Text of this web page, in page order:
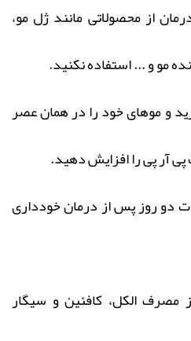
از درمان از محصولاتی مانند ژل مو،
مو و ... استفاده نکنید.
و موهای خود را در همان عصر
پی آر پی را افزایش دهید.
دو روز پس از درمان خودداری
مصرف الکل، کافئین و سیگار